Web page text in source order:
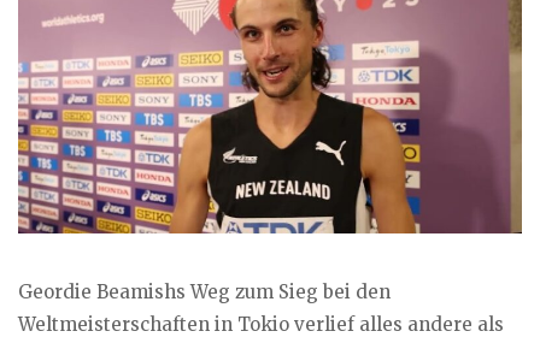
Geordie Beamishs Weg zum Sieg bei den
Weltmeisterschaften in Tokio verlief alles andere als